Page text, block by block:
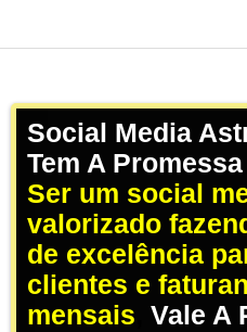
Social Media
Tem A
Ser um social
valorizado
de excelência
clientes e
mensais Vale A